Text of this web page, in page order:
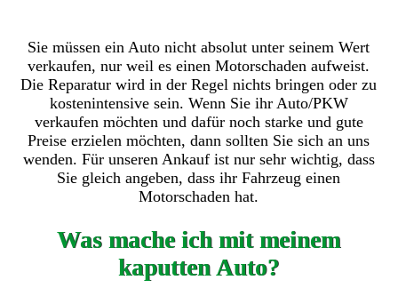
Sie müssen ein Auto nicht absolut unter seinem Wert
verkaufen, nur weil es einen Motorschaden aufweist.
Die Reparatur wird in der Regel nichts bringen oder zu
kostenintensive sein. Wenn Sie ihr Auto/PKW
verkaufen möchten und dafür noch starke und gute
Preise erzielen möchten, dann sollten Sie sich an uns
wenden. Für unseren Ankauf ist nur sehr wichtig, dass
Sie gleich angeben, dass ihr Fahrzeug einen
Motorschaden hat.
Was mache ich mit meinem
kaputten Auto?